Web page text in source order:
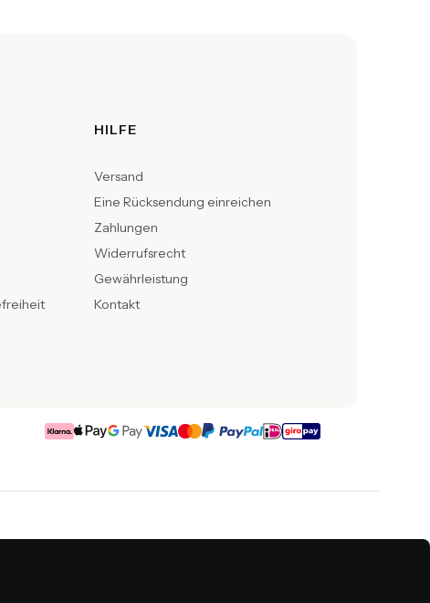
HILFE
Versand
Eine Rücksendung einreichen
Zahlungen
Widerrufsrecht
Gewährleistung
Kontakt